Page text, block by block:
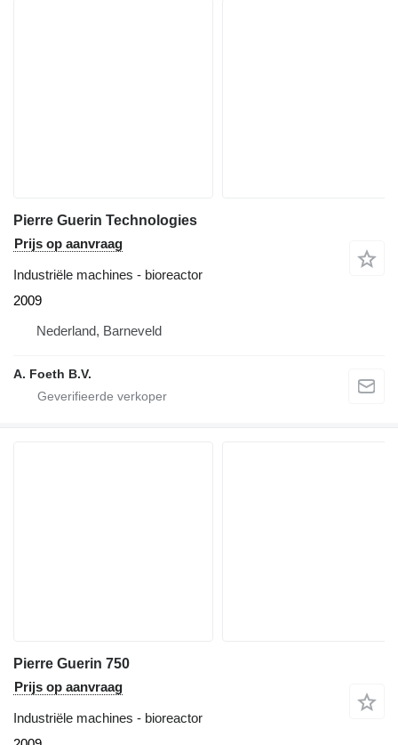
Pierre Guerin Technologies
Prijs op aanvraag
Industriële machines - bioreactor
2009
Nederland, Barneveld
A. Foeth B.V.
Pierre Guerin 750
Prijs op aanvraag
Industriële machines - bioreactor